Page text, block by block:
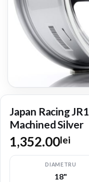
Japan Racing
Machined Silver
1,352.00lei
DIAMETRU
18"